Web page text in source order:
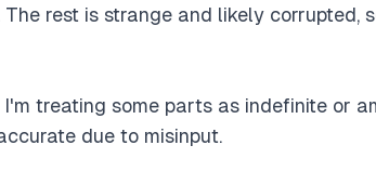
rest is strange and likely corrupted,
treating some parts as indefinite or
due to misinput.